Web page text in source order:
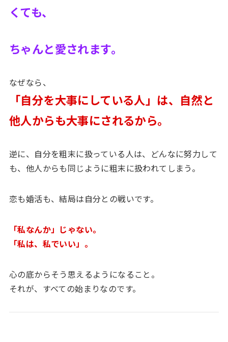
くても、
ちゃんと愛されます。
なぜなら、
「自分を大事にしている人」は、自然と
他人からも大事にされるから。
逆に、自分を粗末に扱っている人は、どんなに努力して
も、他人からも同じように粗末に扱われてしまう。
恋も婚活も、結局は自分との戦いです。
「私なんか」じゃない。
「私は、私でいい」。
心の底からそう思えるようになること。
それが、すべての始まりなのです。